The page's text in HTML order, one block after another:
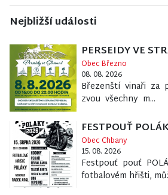
Nejbližší události
PERSEIDY VE
Obec Březno
08. 08. 2026
Březenští vinaři za
zvou všechny m...
FESTPOUŤ
Obec Chbany
15. 08. 2026
Festpouť pouť
fotbalovém hřišti,